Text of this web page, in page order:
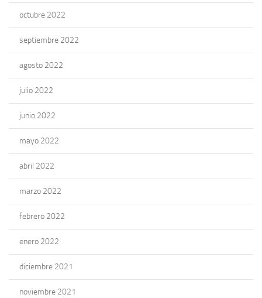
octubre 2022
septiembre 2022
agosto 2022
julio 2022
junio 2022
mayo 2022
abril 2022
marzo 2022
febrero 2022
enero 2022
diciembre 2021
noviembre 2021